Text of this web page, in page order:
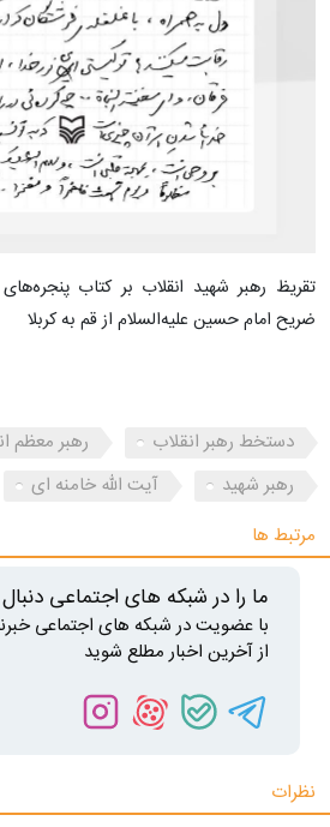
تقریظ رهبر شهید انقلاب بر کتاب
ضریح امام حسین علیه‌السلام از قم به کربلا
دستخط رهبر انقلاب
رهبر معظم
رهبر شهید
آیت الله خامنه ای
مرتبط ها
ما را در شبکه های اجتماعی
با عضویت در شبکه های اجتماعی
از آخرین اخبار مطلع شوید
نظرات